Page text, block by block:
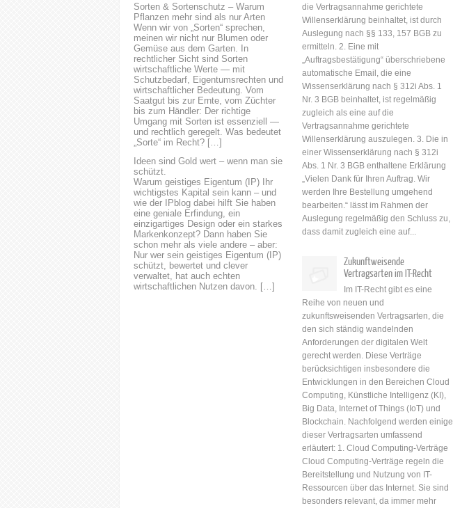
Biologie
BiologieBiophysikBiotechnologieMikrobiologiePflanzenbiotechnologie
Chemie Gesundheit
Information und Daten Wir
sind kommunikationsstark,
interessiert an Innovationen
sowie Erfindungen und...
Sorten & Sortenschutz – Warum
Pflanzen mehr sind als nur Arten
Wenn wir von „Sorten“ sprechen,
meinen wir nicht nur Blumen oder
Gemüse aus dem Garten. In
rechtlicher Sicht sind Sorten
wirtschaftliche Werte — mit
Schutzbedarf, Eigentumsrechten und
wirtschaftlicher Bedeutung. Vom
Saatgut bis zur Ernte, vom Züchter
bis zum Händler: Der richtige
Umgang mit Sorten ist essenziell —
und rechtlich geregelt. Was bedeutet
„Sorte“ im Recht? […]
Ideen sind Gold wert – wenn man sie
schützt.
Warum geistiges Eigentum (IP) Ihr
wichtigstes Kapital sein kann – und
wie der IPblog dabei hilft Sie haben
eine geniale Erfindung, ein
einzigartiges Design oder ein starkes
Markenkonzept? Dann haben Sie
schon mehr als viele andere – aber:
Nur wer sein geistiges Eigentum (IP)
schützt, bewertet und clever
verwaltet, hat auch echten
wirtschaftlichen Nutzen davon. […]
die Vertragsannahme gerichtete
Willenserklärung beinhaltet, ist durch
Auslegung nach §§ 133, 157 BGB zu
ermitteln. 2. Eine mit
„Auftragsbestätigung“ überschriebene
automatische Email, die eine
Wissenserklärung nach § 312i Abs. 1
Nr. 3 BGB beinhaltet, ist regelmäßig
zugleich als eine auf die
Vertragsannahme gerichtete
Willenserklärung auszulegen. 3. Die in
einer Wissenserklärung nach § 312i
Abs. 1 Nr. 3 BGB enthaltene Erklärung
„Vielen Dank für Ihren Auftrag. Wir
werden Ihre Bestellung umgehend
bearbeiten.“ lässt im Rahmen der
Auslegung regelmäßig den Schluss zu,
dass damit zugleich eine auf...
Zukunftweisende
Vertragsarten im IT-Recht
Im IT-Recht gibt es eine
Reihe von neuen und
zukunftsweisenden Vertragsarten, die
den sich ständig wandelnden
Anforderungen der digitalen Welt
gerecht werden. Diese Verträge
berücksichtigen insbesondere die
Entwicklungen in den Bereichen Cloud
Computing, Künstliche Intelligenz (KI),
Big Data, Internet of Things (IoT) und
Blockchain. Nachfolgend werden einige
dieser Vertragsarten umfassend
erläutert: 1. Cloud Computing-Verträge
Cloud Computing-Verträge regeln die
Bereitstellung und Nutzung von IT-
Ressourcen über das Internet. Sie sind
besonders relevant, da immer mehr